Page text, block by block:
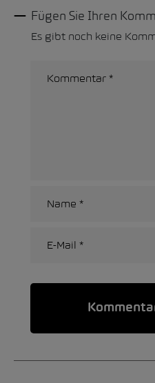
Fügen Sie Ihren
Es gibt noch keine